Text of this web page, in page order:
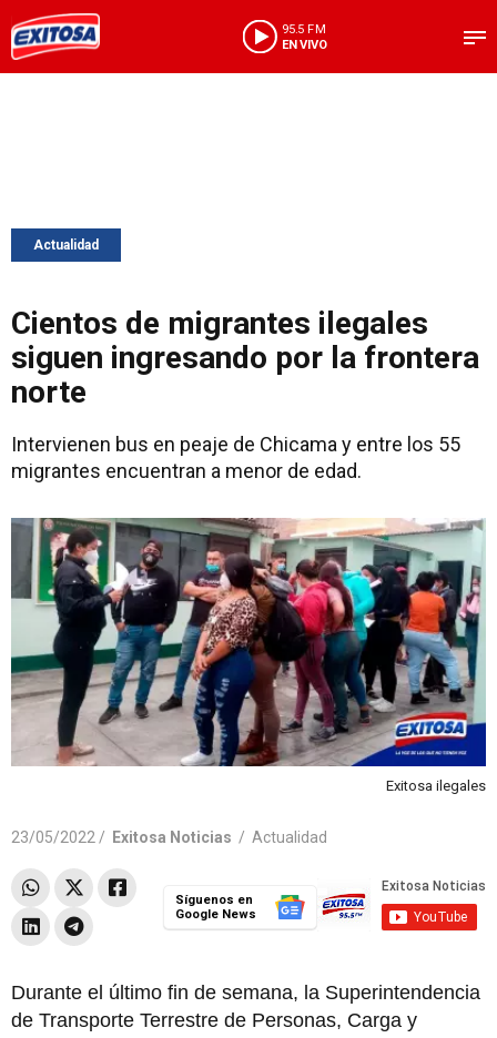
95.5 FM
EN VIVO
Actualidad
Cientos de migrantes ilegales
siguen ingresando por la frontera
norte
Intervienen bus en peaje de Chicama y entre los 55
migrantes encuentran a menor de edad.
Exitosa ilegales
23/05/2022 / Exitosa Noticias / Actualidad
Síguenos en
Google News
Durante el último fin de semana, la Superintendencia
de Transporte Terrestre de Personas, Carga y